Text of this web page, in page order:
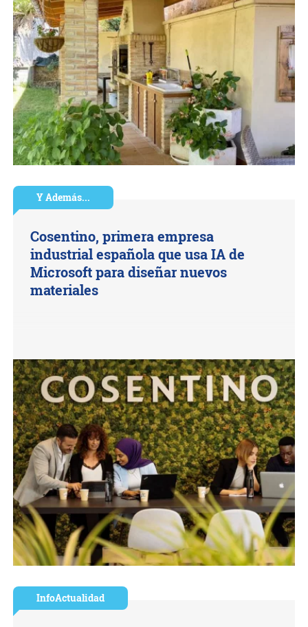
Y Además...
Cosentino, primera empresa
industrial española que usa IA de
Microsoft para diseñar nuevos
materiales
InfoActualidad